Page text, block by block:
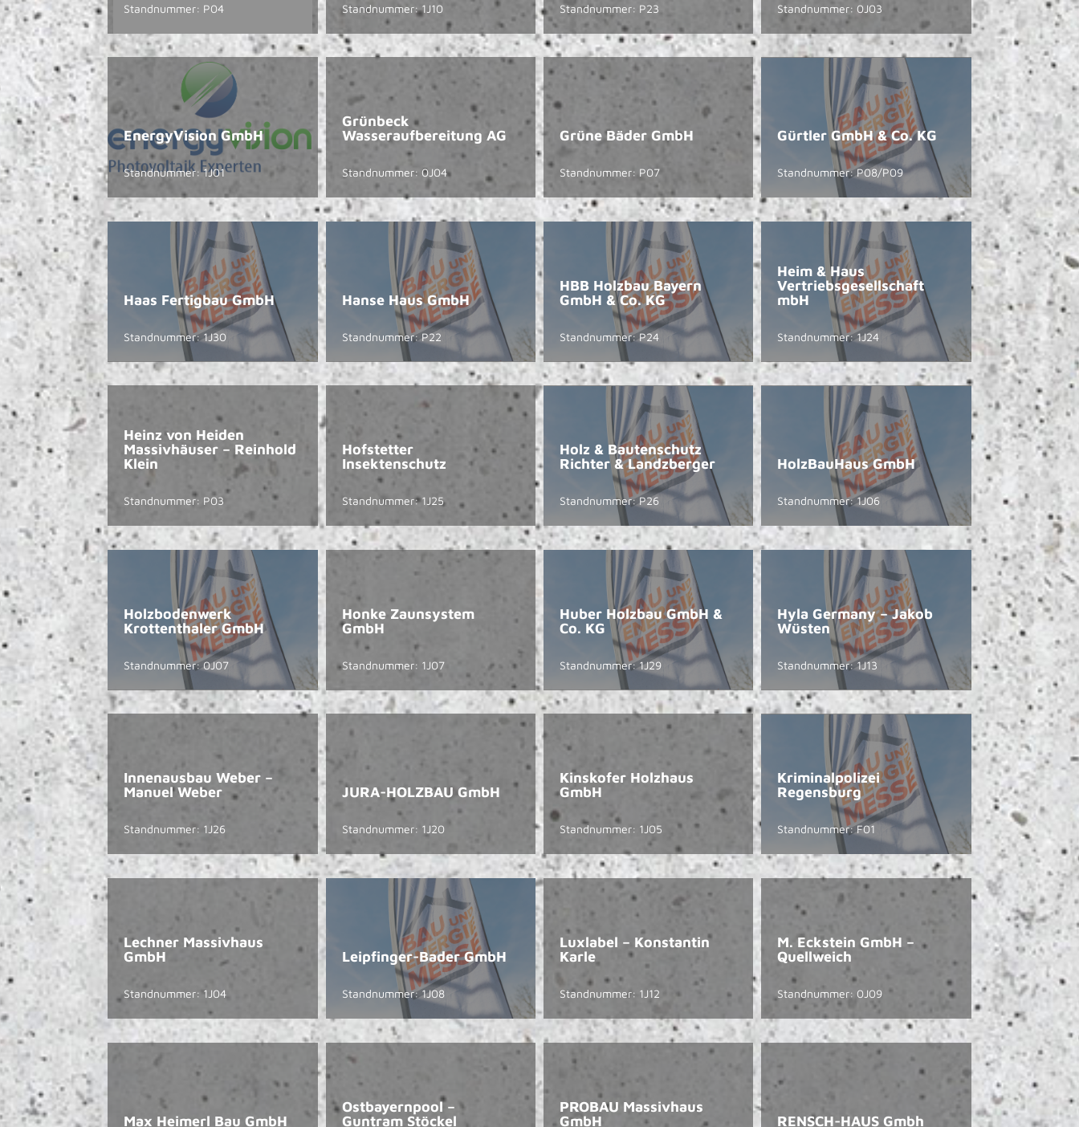
Standnummer: P04 Standnummer: 1J10 Standnummer: P23 Standnummer: 0J03
EnergyVision GmbH
Standnummer: 1J01
Grünbeck
Wasseraufbereitung AG
Standnummer: 0J04
Grüne Bäder GmbH
Standnummer: P07
Gürtler GmbH & Co. KG
Standnummer: P08/P09
Haas Fertigbau GmbH
Standnummer: 1J30
Hanse Haus GmbH
Standnummer: P22
HBB Holzbau Bayern
GmbH & Co. KG
Standnummer: P24
Heim & Haus
Vertriebsgesellschaft
mbH
Standnummer: 1J24
Heinz von Heiden
Massivhäuser – Reinhold
Klein
Standnummer: P03
Hofstetter
Insektenschutz
Standnummer: 1J25
Holz & Bautenschutz
Richter & Landzberger
Standnummer: P26
HolzBauHaus GmbH
Standnummer: 1J06
Holzbodenwerk
Krottenthaler GmbH
Standnummer: 0J07
Honke Zaunsystem
GmbH
Standnummer: 1J07
Huber Holzbau GmbH &
Co. KG
Standnummer: 1J29
Hyla Germany – Jakob
Wüsten
Standnummer: 1J13
Innenausbau Weber –
Manuel Weber
Standnummer: 1J26
JURA-HOLZBAU GmbH
Standnummer: 1J20
Kinskofer Holzhaus
GmbH
Standnummer: 1J05
Kriminalpolizei
Regensburg
Standnummer: F01
Lechner Massivhaus
GmbH
Standnummer: 1J04
Leipfinger-Bader GmbH
Standnummer: 1J08
Luxlabel – Konstantin
Karle
Standnummer: 1J12
M. Eckstein GmbH –
Quellweich
Standnummer: 0J09
Max Heimerl Bau GmbH
Ostbayernpool –
Guntram Stöckel
PROBAU Massivhaus
GmbH
RENSCH-HAUS Gmbh